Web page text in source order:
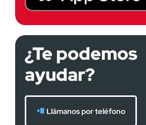
¿Te podemos
ayudar?
Llámanos por teléfono